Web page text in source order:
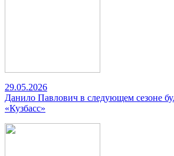
29.05.2026
Данило Павлович в следующем сезоне
«Кузбасс»